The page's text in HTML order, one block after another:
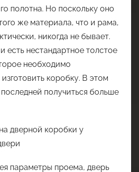
полотна. Но поскольку оно
же материала, что и рама,
никогда не бывает.
есть нестандартное толстое
необходимо
коробку. В этом
получиться больше
параметры проема, дверь